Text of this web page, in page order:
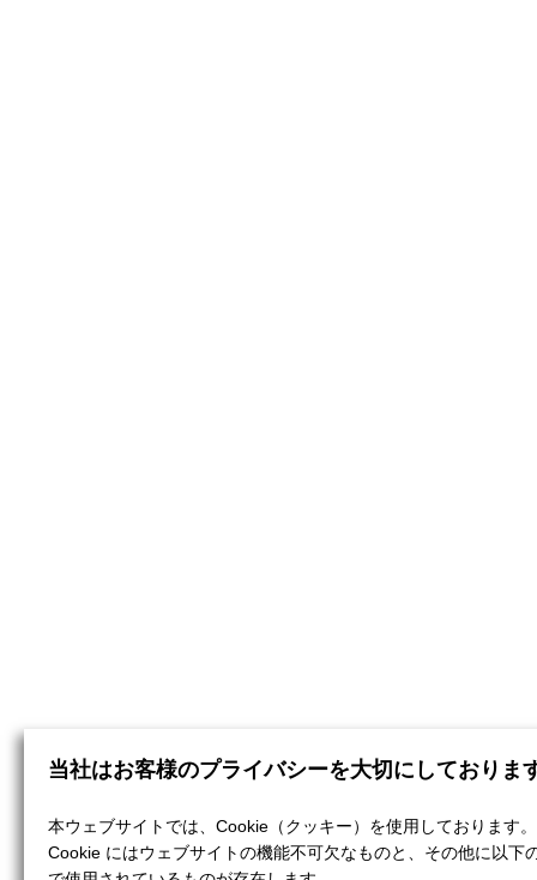
当社はお客様のプライバシーを大切にしておりま
本ウェブサイトでは、Cookie（クッキー）を使用しております。
Cookie にはウェブサイトの機能不可欠なものと、その他に以下